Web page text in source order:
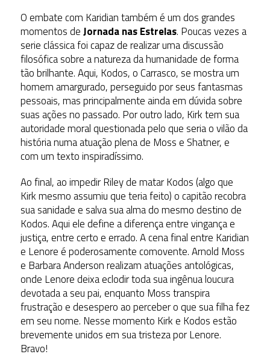
O embate com Karidian também é um dos grandes
momentos deJornada nas Estrelas. Poucas vezes a
serie clássica foi capaz de realizar uma discussão
filosófica sobre a natureza da humanidade de forma
tão brilhante. Aqui, Kodos, o Carrasco, se mostra um
homem amargurado, perseguido por seus fantasmas
pessoais, mas principalmente ainda em dúvida sobre
suas ações no passado. Por outro lado, Kirk tem sua
autoridade moral questionada pelo que seria o vilão da
história numa atuação plena de Moss e Shatner, e
com um texto inspiradíssimo.
Ao final, ao impedir Riley de matar Kodos (algo que
Kirk mesmo assumiu que teria feito) o capitão recobra
sua sanidade e salva sua alma do mesmo destino de
Kodos. Aqui ele define a diferença entre vingança e
justiça, entre certo e errado. A cena final entre Karidian
e Lenore é poderosamente comovente. Arnold Moss
e Barbara Anderson realizam atuações antológicas,
onde Lenore deixa eclodir toda sua ingênua loucura
devotada a seu pai, enquanto Moss transpira
frustração e desespero ao perceber o que sua filha fez
em seu nome. Nesse momento Kirk e Kodos estão
brevemente unidos em sua tristeza por Lenore.
Bravo!